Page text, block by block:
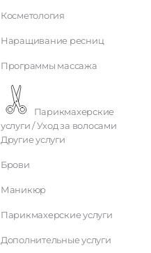
Косметология
Наращивание ресниц
Программы массажа
услуги / Уход за волосами
Другие услуги
Брови
Маникюр
Парикмахерские услуги
Дополнительные услуги